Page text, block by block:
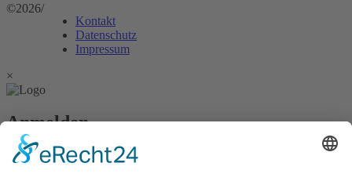
©2026/
Kontakt
Datenschutz
Impressum
×
Anmelden